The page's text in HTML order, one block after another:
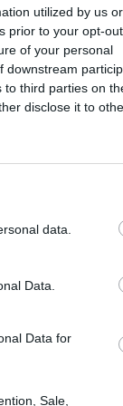
utilized by us or
prior to your opt-
of your personal
downstream
to third parties on
disclose it to
data.
Data.
Data for
Sale,